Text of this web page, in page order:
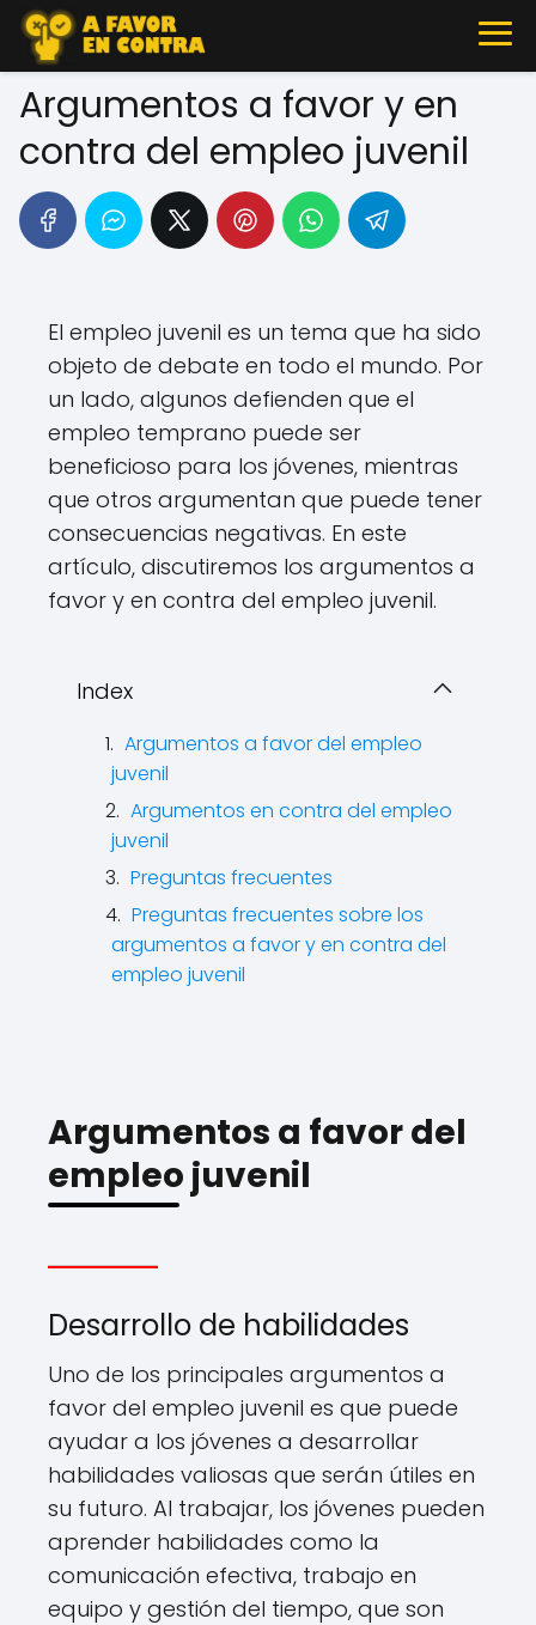
Argumentos a favor y en
contra del empleo juvenil
El empleo juvenil es un tema que ha sido
objeto de debate en todo el mundo. Por
un lado, algunos defienden que el
empleo temprano puede ser
beneficioso para los jóvenes, mientras
que otros argumentan que puede tener
consecuencias negativas. En este
artículo, discutiremos los argumentos a
favor y en contra del empleo juvenil.
Index
Argumentos a favor del empleo
juvenil
Argumentos en contra del empleo
juvenil
Preguntas frecuentes
Preguntas frecuentes sobre los
argumentos a favor y en contra del
empleo juvenil
Argumentos a favor del
empleo juvenil
Desarrollo de habilidades
Uno de los principales argumentos a
favor del empleo juvenil es que puede
ayudar a los jóvenes a desarrollar
habilidades valiosas que serán útiles en
su futuro. Al trabajar, los jóvenes pueden
aprender habilidades como la
comunicación efectiva, trabajo en
equipo y gestión del tiempo, que son